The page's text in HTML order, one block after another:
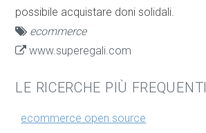
possibile acquistare doni solidali.
ecommerce
www.superegali.com
LE RICERCHE PIÙ FREQUENTI
ecommerce open source